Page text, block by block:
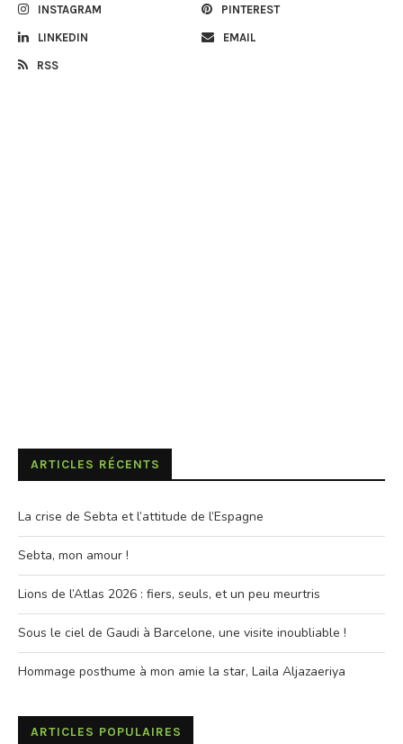
INSTAGRAM PINTEREST
LINKEDIN EMAIL
RSS
ARTICLES RÉCENTS
La crise de Sebta et l’attitude de l’Espagne
Sebta, mon amour !
Lions de l’Atlas 2026 : fiers, seuls, et un peu meurtris
Sous le ciel de Gaudi à Barcelone, une visite inoubliable !
Hommage posthume à mon amie la star, Laila Aljazaeriya
ARTICLES POPULAIRES